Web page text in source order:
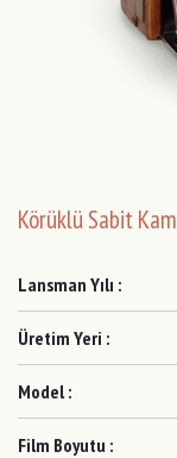
Körüklü Sabit
Lansman Yılı :
Üretim Yeri :
Model :
Film Boyutu :